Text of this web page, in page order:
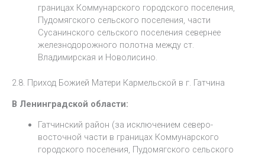
границах Коммунарского городского поселения,
Пудомягского сельского поселения, части
Сусанинского сельского поселения севернее
железнодорожного полотна между ст.
Владимирская и Новолисино.
2.8. Приход Божией Матери Кармельской в г. Гатчина
В Ленинградской области:
Гатчинский район (за исключением северо-
восточной части в границах Коммунарского
городского поселения, Пудомягского сельского